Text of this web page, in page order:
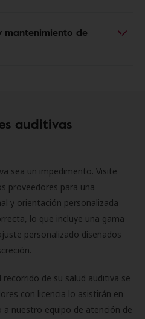
mantenimiento de
auditivas
sea un impedimento. Visite
proveedores para una
y orientación personalizada
lo que incluye una gama
personalizado diseñados
de su salud auditiva se
con licencia lo asistirán en
a nuestro equipo de atención de